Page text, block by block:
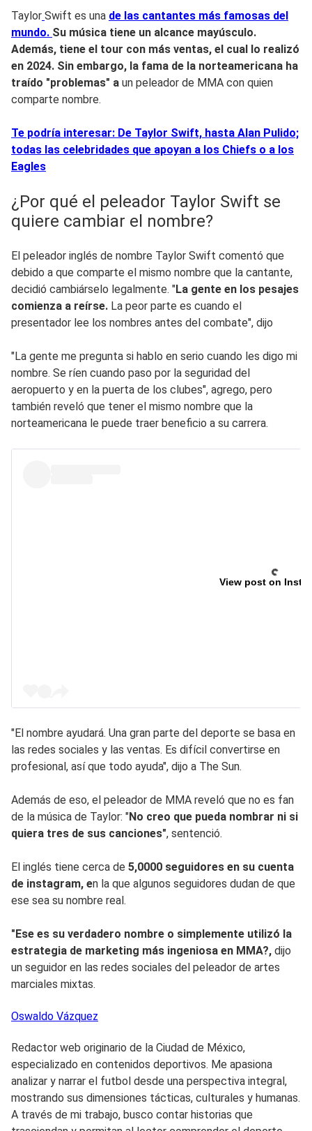
Taylor Swift es una de las cantantes más famosas del
mundo. Su música tiene un alcance mayúsculo.
Además, tiene el tour con más ventas, el cual lo realizó
en 2024. Sin embargo, la fama de la norteamericana ha
traído "problemas" a un peleador de MMA con quien
comparte nombre.
Te podría interesar: De Taylor Swift, hasta Alan Pulido;
todas las celebridades que apoyan a los Chiefs o a los
Eagles
¿Por qué el peleador Taylor Swift se
quiere cambiar el nombre?
El peleador inglés de nombre Taylor Swift comentó que
debido a que comparte el mismo nombre que la cantante,
decidió cambiárselo legalmente. "La gente en los pesajes
comienza a reírse. La peor parte es cuando el
presentador lee los nombres antes del combate", dijo
"La gente me pregunta si hablo en serio cuando les digo mi
nombre. Se ríen cuando paso por la seguridad del
aeropuerto y en la puerta de los clubes", agrego, pero
también reveló que tener el mismo nombre que la
norteamericana le puede traer beneficio a su carrera.
View post on
"El nombre ayudará. Una gran parte del deporte se basa en
las redes sociales y las ventas. Es difícil convertirse en
profesional, así que todo ayuda", dijo a The Sun.
Además de eso, el peleador de MMA reveló que no es fan
de la música de Taylor: "No creo que pueda nombrar ni si
quiera tres de sus canciones", sentenció.
El inglés tiene cerca de 5,0000 seguidores en su cuenta
de instagram, en la que algunos seguidores dudan de que
ese sea su nombre real.
"Ese es su verdadero nombre o simplemente utilizó la
estrategia de marketing más ingeniosa en MMA?, dijo
un seguidor en las redes sociales del peleador de artes
marciales mixtas.
Oswaldo Vázquez
Redactor web originario de la Ciudad de México,
especializado en contenidos deportivos. Me apasiona
analizar y narrar el futbol desde una perspectiva integral,
mostrando sus dimensiones tácticas, culturales y humanas.
A través de mi trabajo, busco contar historias que